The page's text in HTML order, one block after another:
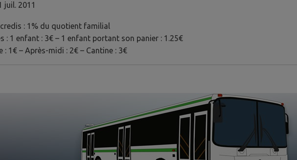
juil. 2011
: 1% du quotient familial
: 1 enfant : 3€ – 1 enfant portant son panier : 1.25€
: 1€ – Après-midi : 2€ – Cantine : 3€